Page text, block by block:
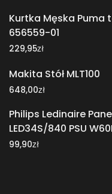
Kurtka Męska Puma
656559-01
229,95zł
Makita Stół MLT100
648,00zł
Philips Ledinaire
LED34S/840 PSU
99,90zł